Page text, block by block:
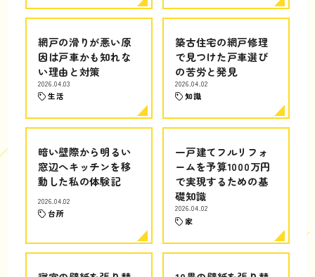
網戸の滑りが悪い原
因は戸車かも知れな
い理由と対策
2026.04.03
生活
築古住宅の網戸修理
で見つけた戸車選び
の苦労と発見
2026.04.02
知識
暗い壁際から明るい
窓辺へキッチンを移
動した私の体験記
2026.04.02
台所
一戸建てフルリフォ
ームを予算1000万円
で実現するための基
礎知識
2026.04.02
家